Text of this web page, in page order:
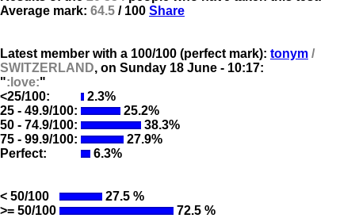
Average mark: 64.5 / 100 Share
Latest member with a 100/100 (perfect mark): tonym /
SWITZERLAND, on Sunday 18 June - 10:17:
":love:"
<25/100:
2.3%
25 - 49.9/100:
25.2%
50 - 74.9/100:
38.3%
75 - 99.9/100:
27.9%
Perfect:
6.3%
< 50/100
27.5 %
>= 50/100
72.5 %